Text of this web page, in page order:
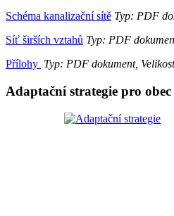
Schéma kanalizační sítě Typ: PDF
Síť širších vztahů Typ: PDF
Přílohy Typ: PDF dokument,
Adaptační strategie pro